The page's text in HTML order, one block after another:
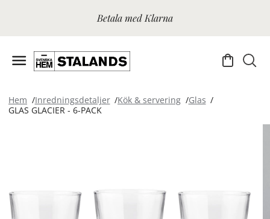
Betala med Klarna
Hem Inredningsdetaljer Kök & servering
Glas
GLAS GLACIER - 6-PACK